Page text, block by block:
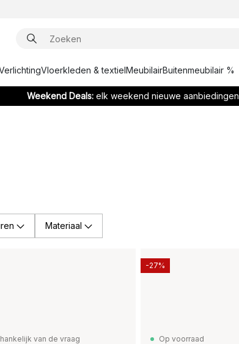
Vloerkleden & textielMeubilairBuitenmeubilair %
Weekend Deals: elk weekend nieuwe aanbiedingen
Materiaal
van de vraag Op voorraad
-27%